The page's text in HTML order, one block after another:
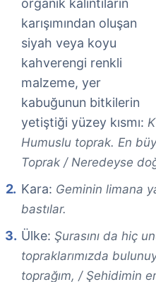
organik kalıntıların
karışımından oluşan
siyah veya koyu
kahverengi renkli
malzeme, yer
kabuğunun bitkilerin
yetiştiği yüzey kısmı:
Humuslu toprak. En
Toprak / Neredeyse
Kara: Geminin limana
bastılar.
Ülke: Şurasını da hiç
topraklarımızda
toprağım, / Şehidimin